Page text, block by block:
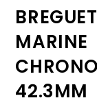
BREGUET
MARINE
42.3MM